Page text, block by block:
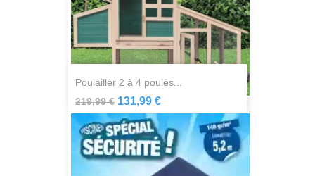
poulailler 2 à 4 poules...
219,99 € 131,99 €